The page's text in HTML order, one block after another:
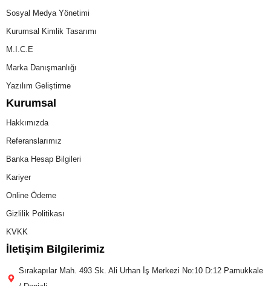
Sosyal Medya Yönetimi
Kurumsal Kimlik Tasarımı
M.I.C.E
Marka Danışmanlığı
Yazılım Geliştirme
Kurumsal
Hakkımızda
Referanslarımız
Banka Hesap Bilgileri
Kariyer
Online Ödeme
Gizlilik Politikası
KVKK
İletişim Bilgilerimiz
Sırakapılar Mah. 493 Sk. Ali Urhan İş Merkezi No:10 D:12 Pamukkale